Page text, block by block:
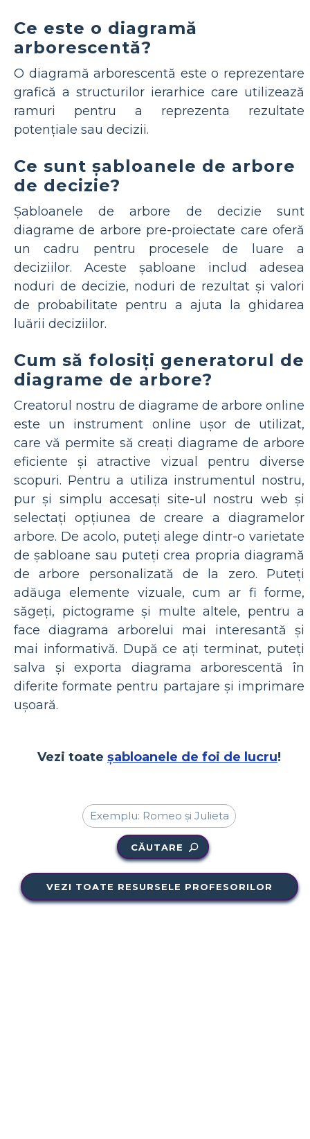
Ce este o diagramă
arborescentă?
O diagramă arborescentă este o reprezentare
grafică a structurilor ierarhice care utilizează
ramuri pentru a reprezenta rezultate
potențiale sau decizii.
Ce sunt șabloanele de arbore
de decizie?
Șabloanele de arbore de decizie sunt
diagrame de arbore pre-proiectate care oferă
un cadru pentru procesele de luare a
deciziilor. Aceste șabloane includ adesea
noduri de decizie, noduri de rezultat și valori
de probabilitate pentru a ajuta la ghidarea
luării deciziilor.
Cum să folosiți generatorul de
diagrame de arbore?
Creatorul nostru de diagrame de arbore online
este un instrument online ușor de utilizat,
care vă permite să creați diagrame de arbore
eficiente și atractive vizual pentru diverse
scopuri. Pentru a utiliza instrumentul nostru,
pur și simplu accesați site-ul nostru web și
selectați opțiunea de creare a diagramelor
arbore. De acolo, puteți alege dintr-o varietate
de șabloane sau puteți crea propria diagramă
de arbore personalizată de la zero. Puteți
adăuga elemente vizuale, cum ar fi forme,
săgeți, pictograme și multe altele, pentru a
face diagrama arborelui mai interesantă și
mai informativă. După ce ați terminat, puteți
salva și exporta diagrama arborescentă în
diferite formate pentru partajare și imprimare
ușoară.
Vezi toate șabloanele de foi de lucru!
CĂUTARE
VEZI TOATE RESURSELE PROFESORILOR